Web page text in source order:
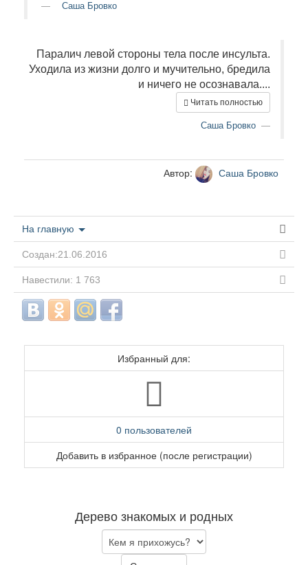
Саша Бровко
Паралич левой стороны тела после инсульта.
Уходила из жизни долго и мучительно, бредила
и ничего не осознавала....
Читать полностью
Саша Бровко
Автор: Саша Бровко
На главную
Создан:21.06.2016
Навестили: 1 763
Избранный для:
0 пользователей
Добавить в избранное (после регистрации)
Дерево знакомых и родных